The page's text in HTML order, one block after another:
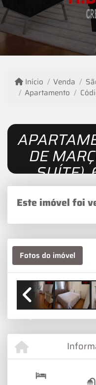
Início Venda
Apartamento
DE
SUÍTE),
Este imóvel foi
Fotos do imóvel
Previous